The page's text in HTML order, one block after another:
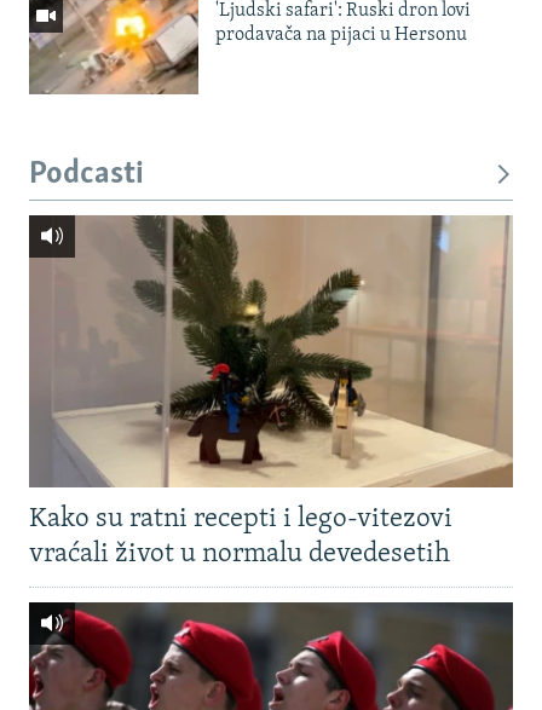
'Ljudski safari': Ruski dron lovi
prodavača na pijaci u Hersonu
Podcasti
Kako su ratni recepti i lego-vitezovi
vraćali život u normalu devedesetih